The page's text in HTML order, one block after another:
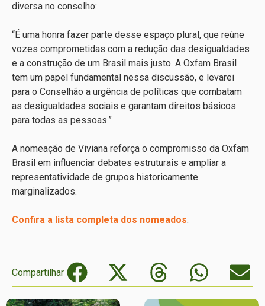
diversa no conselho:
“É uma honra fazer parte desse espaço plural, que reúne
vozes comprometidas com a redução das desigualdades
e a construção de um Brasil mais justo. A Oxfam Brasil
tem um papel fundamental nessa discussão, e levarei
para o Conselhão a urgência de políticas que combatam
as desigualdades sociais e garantam direitos básicos
para todas as pessoas.”
A nomeação de Viviana reforça o compromisso da Oxfam
Brasil em influenciar debates estruturais e ampliar a
representatividade de grupos historicamente
marginalizados.
Confira a lista completa dos nomeados.
Compartilhar